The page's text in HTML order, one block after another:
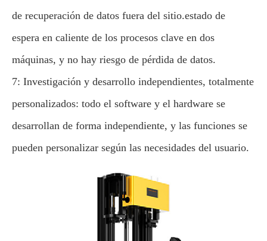
de recuperación de datos fuera del sitio.estado de
espera en caliente de los procesos clave en dos
máquinas, y no hay riesgo de pérdida de datos.
7: Investigación y desarrollo independientes, totalmente
personalizados: todo el software y el hardware se
desarrollan de forma independiente, y las funciones se
pueden personalizar según las necesidades del usuario.